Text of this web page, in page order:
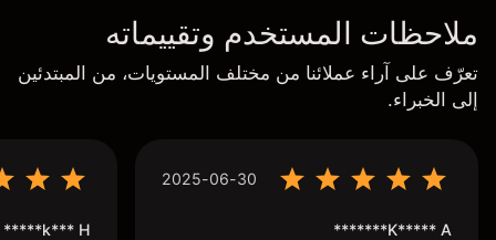
ملاحظات المستخدم وتقييماته
تعرّف على آراء عملائنا من مختلف المستويات، من المبتدئين
إلى الخبراء.
2025-06-30
K***** A*******
k*** H*****